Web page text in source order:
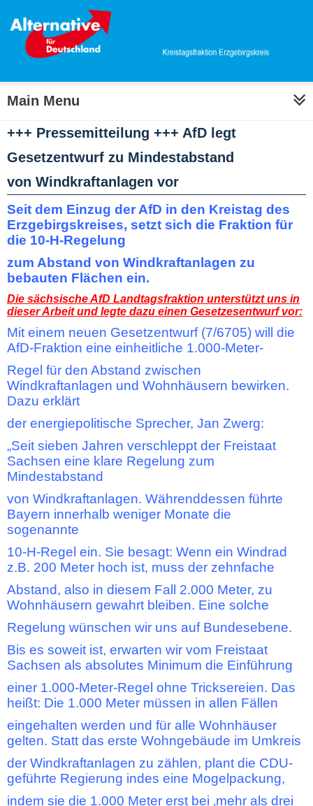
Main Menu
+++ Pressemitteilung +++ AfD legt
Gesetzentwurf zu Mindestabstand
von Windkraftanlagen vor
Seit dem Einzug der AfD in den Kreistag des
Erzgebirgskreises, setzt sich die Fraktion für
die 10-H-Regelung
zum Abstand von Windkraftanlagen zu
bebauten Flächen ein.
Die sächsische AfD Landtagsfraktion unterstützt uns in
dieser Arbeit und legte dazu einen Gesetzesentwurf vor:
Mit einem neuen Gesetzentwurf (7/6705) will die
AfD-Fraktion eine einheitliche 1.000-Meter-
Regel für den Abstand zwischen
Windkraftanlagen und Wohnhäusern bewirken.
Dazu erklärt
der energiepolitische Sprecher, Jan Zwerg:
„Seit sieben Jahren verschleppt der Freistaat
Sachsen eine klare Regelung zum
Mindestabstand
von Windkraftanlagen. Währenddessen führte
Bayern innerhalb weniger Monate die
sogenannte
10-H-Regel ein. Sie besagt: Wenn ein Windrad
z.B. 200 Meter hoch ist, muss der zehnfache
Abstand, also in diesem Fall 2.000 Meter, zu
Wohnhäusern gewahrt bleiben. Eine solche
Regelung wünschen wir uns auf Bundesebene.
Bis es soweit ist, erwarten wir vom Freistaat
Sachsen als absolutes Minimum die Einführung
einer 1.000-Meter-Regel ohne Tricksereien. Das
heißt: Die 1.000 Meter müssen in allen Fällen
eingehalten werden und für alle Wohnhäuser
gelten. Statt das erste Wohngebäude im Umkreis
der Windkraftanlagen zu zählen, plant die CDU-
geführte Regierung indes eine Mogelpackung,
indem sie die 1.000 Meter erst bei ‚mehr als drei